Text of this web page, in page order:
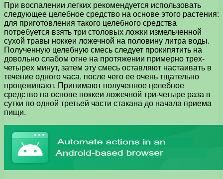
При воспалении легких рекомендуется использовать
следующее целебное средство на основе этого растения:
для приготовления такого целебного средства
потребуется взять три столовых ложки измельченной
сухой травы ноккеи ложечной на половину литра воды.
Полученную целебную смесь следует прокипятить на
довольно слабом огне на протяжении примерно трех-
четырех минут, затем эту смесь оставляют настаивать в
течение одного часа, после чего ее очень тщательно
процеживают. Принимают полученное целебное
средство на основе ноккеи ложечной три-четыре раза в
сутки по одной третьей части стакана до начала приема
пищи.